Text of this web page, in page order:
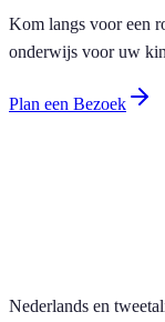
Kom langs voor een
onderwijs voor uw
Plan een Bezoek
Nederlands en